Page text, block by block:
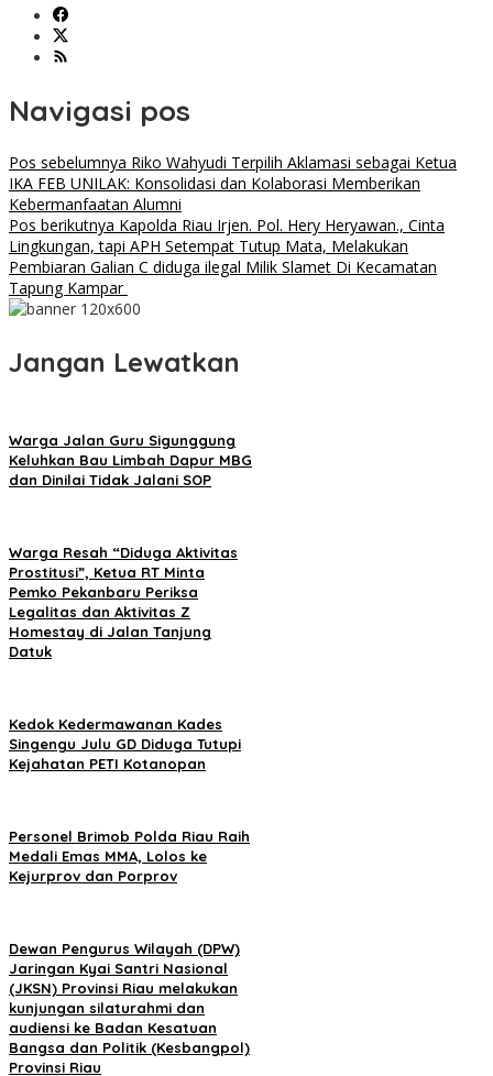
Navigasi pos
Pos sebelumnya Riko Wahyudi Terpilih Aklamasi sebagai Ketua
IKA FEB UNILAK: Konsolidasi dan Kolaborasi Memberikan
Kebermanfaatan Alumni
Pos berikutnya Kapolda Riau Irjen. Pol. Hery Heryawan., Cinta
Lingkungan, tapi APH Setempat Tutup Mata, Melakukan
Pembiaran Galian C diduga ilegal Milik Slamet Di Kecamatan
Tapung Kampar
Jangan Lewatkan
Warga Jalan Guru Sigunggung
Keluhkan Bau Limbah Dapur MBG
dan Dinilai Tidak Jalani SOP
Warga Resah “Diduga Aktivitas
Prostitusi”, Ketua RT Minta
Pemko Pekanbaru Periksa
Legalitas dan Aktivitas Z
Homestay di Jalan Tanjung
Datuk
Kedok Kedermawanan Kades
Singengu Julu GD Diduga Tutupi
Kejahatan PETI Kotanopan
Personel Brimob Polda Riau Raih
Medali Emas MMA, Lolos ke
Kejurprov dan Porprov
Dewan Pengurus Wilayah (DPW)
Jaringan Kyai Santri Nasional
(JKSN) Provinsi Riau melakukan
kunjungan silaturahmi dan
audiensi ke Badan Kesatuan
Bangsa dan Politik (Kesbangpol)
Provinsi Riau